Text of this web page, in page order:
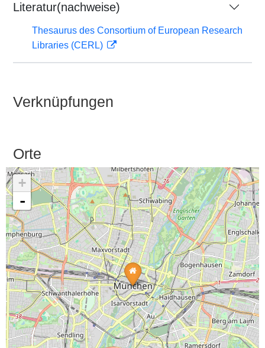
Literatur(nachweise)
Thesaurus des Consortium of European Research
Libraries (CERL)
Verknüpfungen
Orte
+
-